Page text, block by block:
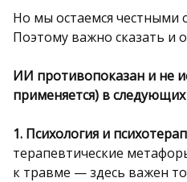
Но мы остаемся честными
Поэтому важно сказать и
ИИ противопоказан и не
применяется) в
1. Психология и
терапевтические
к травме — здесь важен